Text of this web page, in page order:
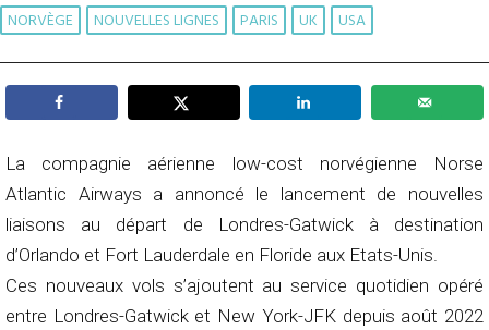
NORVÈGE
NOUVELLES LIGNES PARIS UK USA
La compagnie aérienne low-cost norvégienne Norse
Atlantic Airways a annoncé le lancement de nouvelles
liaisons au départ de Londres-Gatwick à destination
d’Orlando et Fort Lauderdale en Floride aux Etats-Unis.
Ces nouveaux vols s’ajoutent au service quotidien opéré
entre Londres-Gatwick et New York-JFK depuis août 2022